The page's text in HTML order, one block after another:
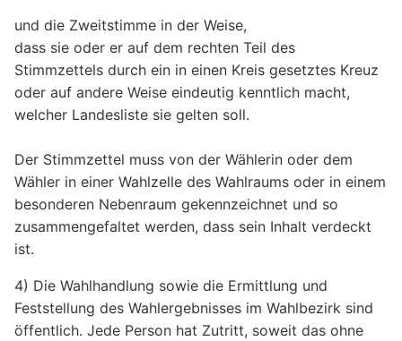
und die Zweitstimme in der Weise,
dass sie oder er auf dem rechten Teil des
Stimmzettels durch ein in einen Kreis gesetztes Kreuz
oder auf andere Weise eindeutig kenntlich macht,
welcher Landesliste sie gelten soll.
Der Stimmzettel muss von der Wählerin oder dem
Wähler in einer Wahlzelle des Wahlraums oder in einem
besonderen Nebenraum gekennzeichnet und so
zusammengefaltet werden, dass sein Inhalt verdeckt
ist.
4) Die Wahlhandlung sowie die Ermittlung und
Feststellung des Wahlergebnisses im Wahlbezirk sind
öffentlich. Jede Person hat Zutritt, soweit das ohne